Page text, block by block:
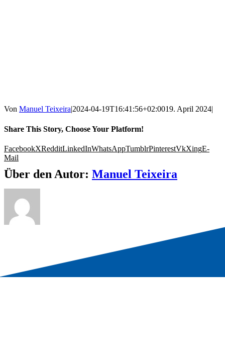
Von Manuel Teixeira|2024-04-19T16:41:56+02:0019. April 2024|
Share This Story, Choose Your Platform!
FacebookXRedditLinkedInWhatsAppTumblrPinterestVkXingE-
Mail
Über den Autor: Manuel Teixeira